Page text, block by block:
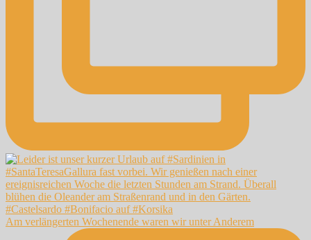
Am verlängerten Wochenende waren wir unter Anderem